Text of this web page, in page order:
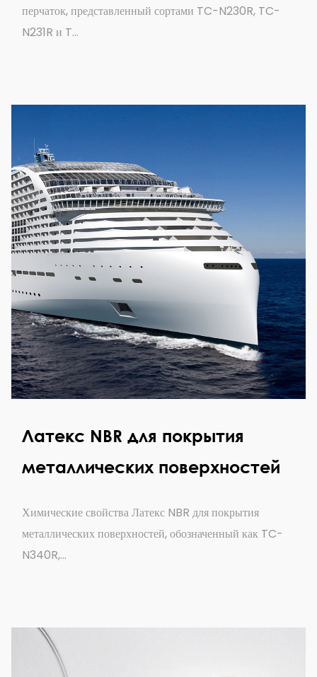
перчаток, представленный сортами TC-N230R, TC-
N231R и T...
Латекс NBR для покрытия
металлических поверхностей
Химические свойства Латекс NBR для покрытия
металлических поверхностей, обозначенный как TC-
N340R,...